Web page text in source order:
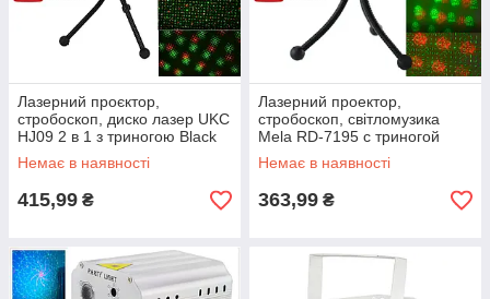
Лазерний проєктор,
стробоскоп, диско лазер UKC
HJ09 2 в 1 з триногою Black
(2481)
Немає в наявності
415,99 ₴
Лазерний проектор,
стробоскоп, світломузика
Mela RD-7195 c триногой
Blue
Немає в наявності
363,99 ₴